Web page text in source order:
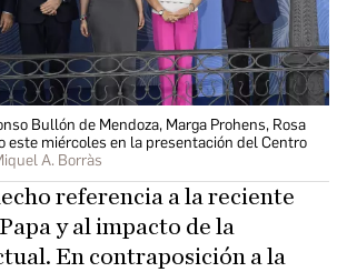
Bullón de Mendoza, Marga Prohens, Rosa
este miércoles en la presentación del Centro
A. Borràs
referencia a la reciente
y al impacto de la
En contraposición a la